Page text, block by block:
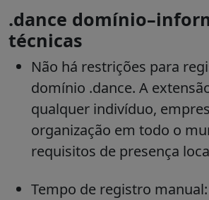
.dance
técnicas
Não há restrições para
domínio .dance. A
qualquer indivíduo,
organização em todo o
requisitos de presença
Tempo de registro